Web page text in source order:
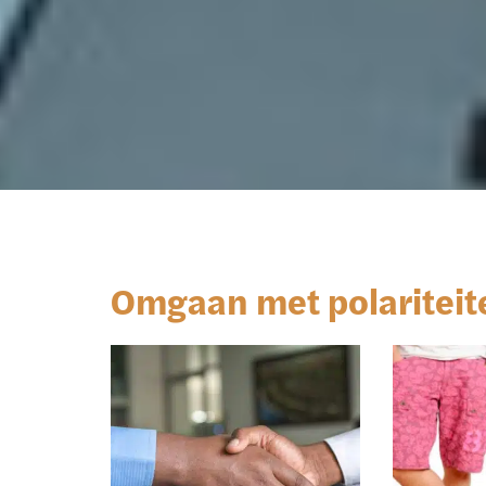
Omgaan met